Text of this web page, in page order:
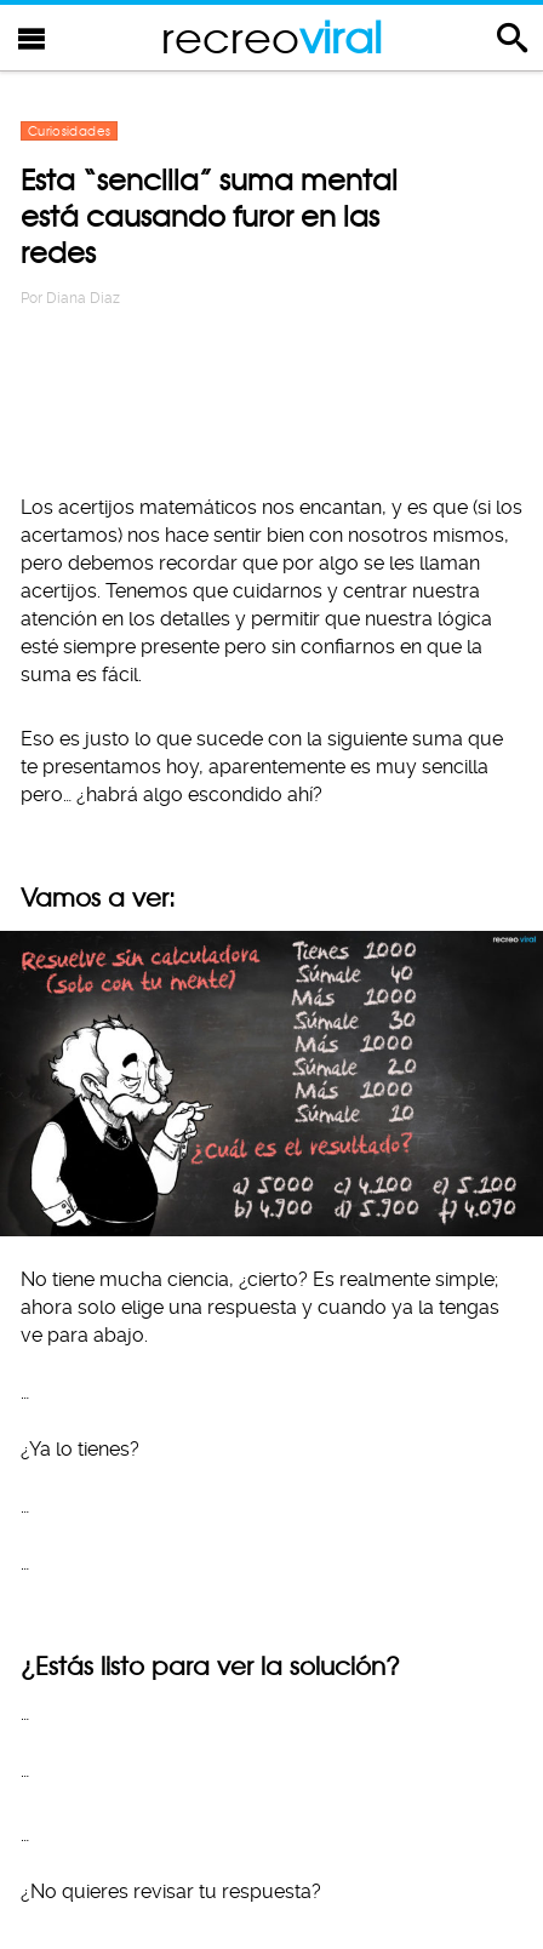
recreoviral
Curiosidades
Esta “sencilla” suma mental
está causando furor en las
redes
Por Diana Diaz
Los acertijos matemáticos nos encantan, y es que (si los
acertamos) nos hace sentir bien con nosotros mismos,
pero debemos recordar que por algo se les llaman
acertijos. Tenemos que cuidarnos y centrar nuestra
atención en los detalles y permitir que nuestra lógica
esté siempre presente pero sin confiarnos en que la
suma es fácil.
Eso es justo lo que sucede con la siguiente suma que
te presentamos hoy, aparentemente es muy sencilla
pero… ¿habrá algo escondido ahí?
Vamos a ver:
No tiene mucha ciencia, ¿cierto? Es realmente simple;
ahora solo elige una respuesta y cuando ya la tengas
ve para abajo.
…
¿Ya lo tienes?
…
…
¿Estás listo para ver la solución?
…
…
…
¿No quieres revisar tu respuesta?